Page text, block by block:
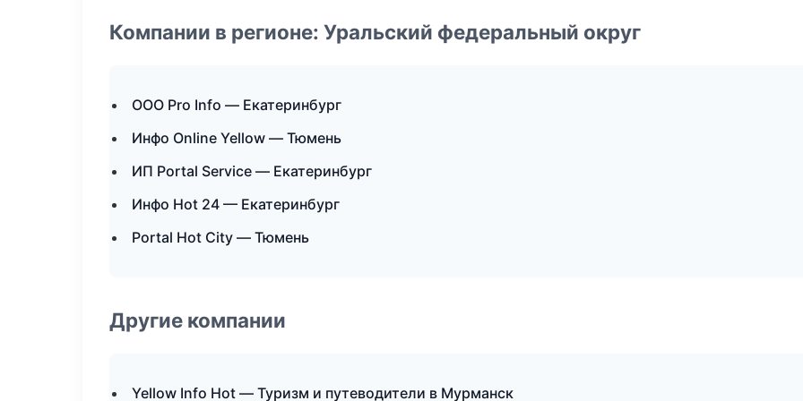
Компании в регионе: Уральский федеральный округ
ООО Pro Info — Екатеринбург
Инфо Online Yellow — Тюмень
ИП Portal Service — Екатеринбург
Инфо Hot 24 — Екатеринбург
Portal Hot City — Тюмень
Другие компании
Yellow Info Hot — Туризм и путеводители в Мурманск